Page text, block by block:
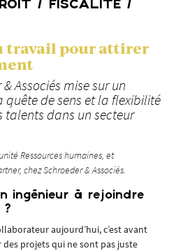
/ FISCALITÉ /
travail pour attirer
Associés mise sur un
de sens et la flexibilité
talents dans un secteur
Ressources humaines, et
chez Schroeder & Associés.
ingénieur à rejoindre
?
aujourd’hui, c’est avant
projets qui ne sont pas juste